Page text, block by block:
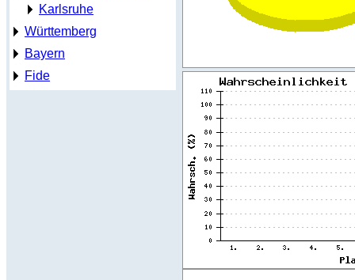
Karlsruhe
Württemberg
Bayern
Fide